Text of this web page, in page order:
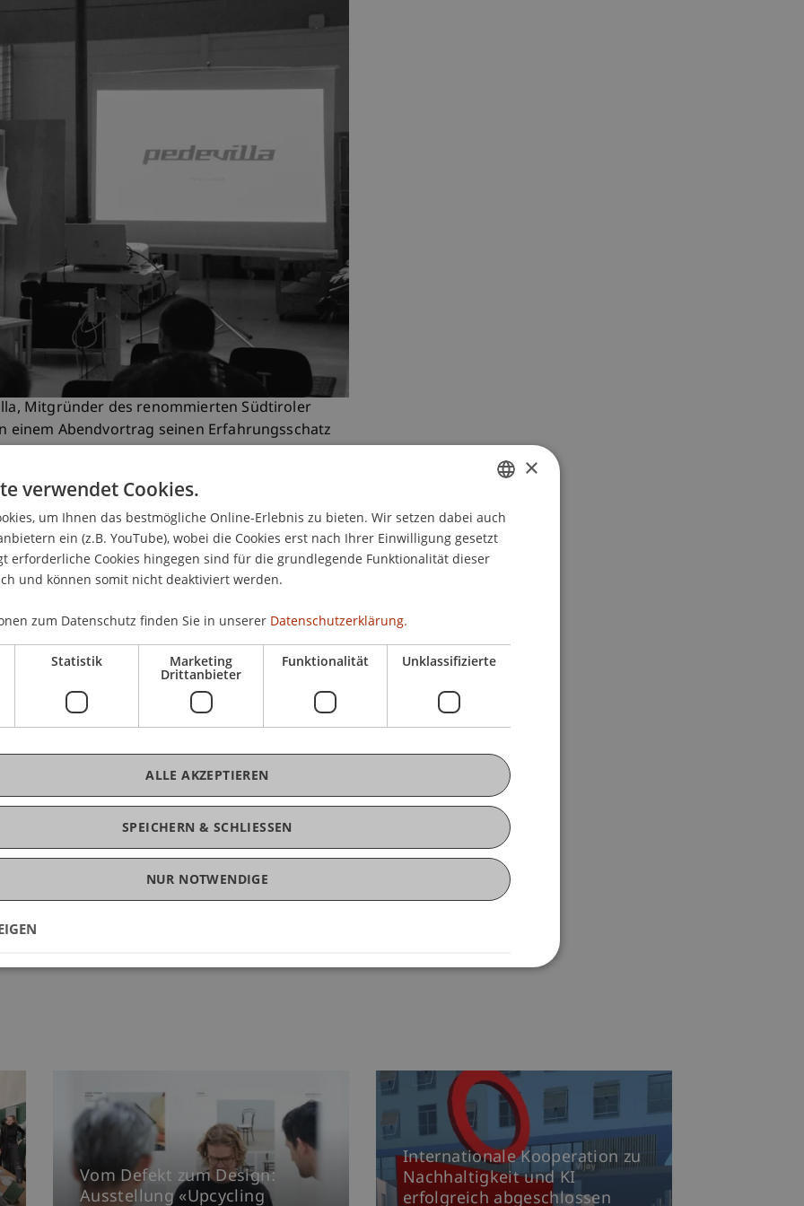
Mitgründer des renommierten Südtiroler
Abendvortrag seinen Erfahrungsschatz
of Architecture.
zeigte er auf, wie Tradition und Innovation in
treten können – durch die sensible
Präzision und zeitgenössischer
und ortsbezogenen Bauens regte zu
und Nachhaltigkeit im alpinen Raum an.
die Einladung und Organisation sowie an Armin
in die Arbeit eines Büros, das mit Ruhe und
steht.
Vom Defekt zum Design:
Ausstellung «Upcycling
Internationale Kooperation zu
Nachhaltigkeit und KI
erfolgreich abgeschlossen
GERMAN
ENGLISH
×
verwendet Cookies.
um Ihnen das bestmögliche Online-Erlebnis zu bieten. Wir setzen dabei auch
ein (z.B. YouTube), wobei die Cookies erst nach Ihrer Einwilligung gesetzt
erforderliche Cookies hingegen sind für die grundlegende Funktionalität dieser
und können somit nicht deaktiviert werden.
zum Datenschutz finden Sie in unserer Datenschutzerklärung.
Statistik Marketing
Drittanbieter
Funktionalität Unklassifizierte
SPEICHERN & SCHLIESSEN
ALLE AKZEPTIEREN
NUR NOTWENDIGE